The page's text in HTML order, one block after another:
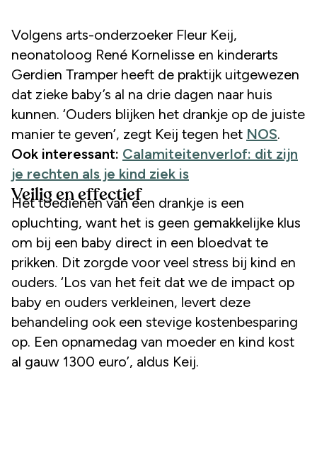
Volgens arts-onderzoeker Fleur Keij,
neonatoloog René Kornelisse en kinderarts
Gerdien Tramper heeft de praktijk uitgewezen
dat zieke baby’s al na drie dagen naar huis
kunnen. ‘Ouders blijken het drankje op de juiste
manier te geven’, zegt Keij tegen het NOS.
Ook interessant: Calamiteitenverlof: dit zijn
je rechten als je kind ziek is
Veilig en effectief
Het toedienen van een drankje is een
opluchting, want het is geen gemakkelijke klus
om bij een baby direct in een bloedvat te
prikken. Dit zorgde voor veel stress bij kind en
ouders. ‘Los van het feit dat we de impact op
baby en ouders verkleinen, levert deze
behandeling ook een stevige kostenbesparing
op. Een opnamedag van moeder en kind kost
al gauw 1300 euro’, aldus Keij.